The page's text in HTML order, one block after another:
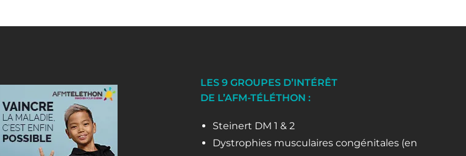
LES 9 GROUPES D’INTÉRÊT
DE L’AFM-TÉLÉTHON :
Steinert DM 1 & 2
Dystrophies musculaires congénitales (en